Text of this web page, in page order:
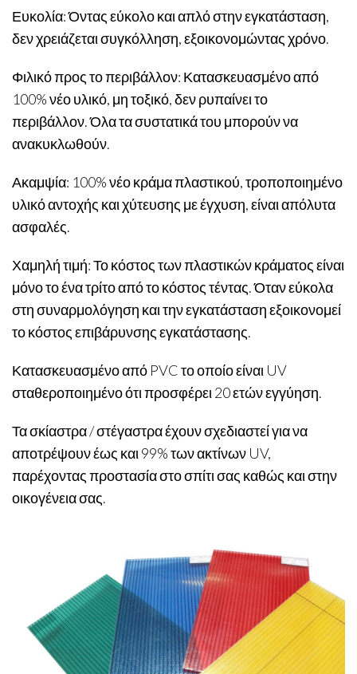
Ευκολία: Όντας εύκολο και απλό στην εγκατάσταση,
δεν χρειάζεται συγκόλληση, εξοικονομώντας χρόνο.
Φιλικό προς το περιβάλλον: Κατασκευασμένο από
100% νέο υλικό, μη τοξικό, δεν ρυπαίνει το
περιβάλλον. Όλα τα συστατικά του μπορούν να
ανακυκλωθούν.
Ακαμψία: 100% νέο κράμα πλαστικού, τροποποιημένο
υλικό αντοχής και χύτευσης με έγχυση, είναι απόλυτα
ασφαλές.
Χαμηλή τιμή: Το κόστος των πλαστικών κράματος είναι
μόνο το ένα τρίτο από το κόστος τέντας. Όταν εύκολα
στη συναρμολόγηση και την εγκατάσταση εξοικονομεί
το κόστος επιβάρυνσης εγκατάστασης.
Κατασκευασμένο από PVC το οποίο είναι UV
σταθεροποιημένο ότι προσφέρει 20 ετών εγγύηση.
Τα σκίαστρα / στέγαστρα έχουν σχεδιαστεί για να
αποτρέψουν έως και 99% των ακτίνων UV,
παρέχοντας προστασία στο σπίτι σας καθώς και στην
οικογένεια σας.